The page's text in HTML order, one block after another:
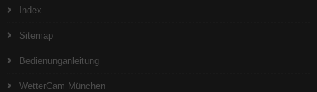
Index
Sitemap
Bedienunganleitung
WetterCam München